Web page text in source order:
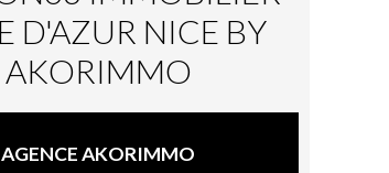
D'AZUR NICE BY
AKORIMMO
AGENCE AKORIMMO